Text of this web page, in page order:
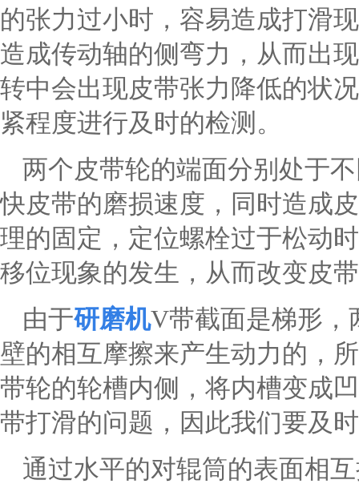
的张力过小时，容易造成打滑
造成传动轴的侧弯力，从而出
转中会出现皮带张力降低的状
紧程度进行及时的检测。
两个皮带轮的端面分别处于
快皮带的磨损速度，同时造成
理的固定，定位螺栓过于松动
移位现象的发生，从而改变皮
由于研磨机V带截面是梯形，
壁的相互摩擦来产生动力的，
带轮的轮槽内侧，将内槽变成
带打滑的问题，因此我们要及
通过水平的对辊筒的表面相